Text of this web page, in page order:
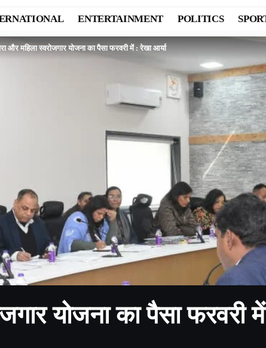
ENTERTAINMENT POLITICS
और महिला स्वरोजगार योजना का पैसा फरवरी में : रेखा आर्या
योजना का पैसा फरवरी